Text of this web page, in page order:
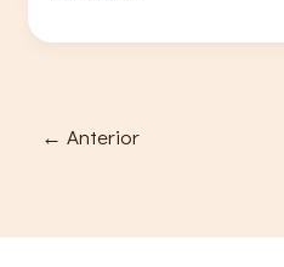
para
← Anterior